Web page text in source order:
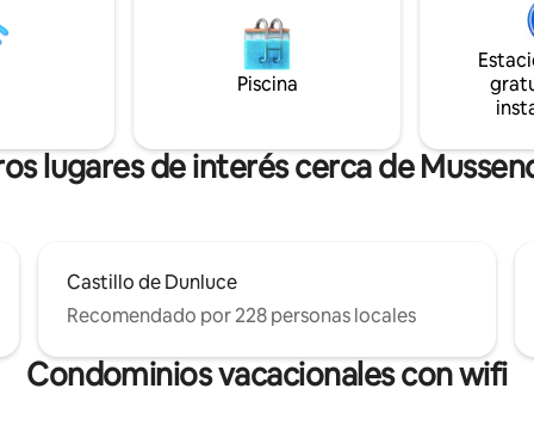
agradable. Hay un cargador
tamaño king y sofá cama
que tiene capacidad para 3-4
Cocina americana con
tostadora y hervidor de agua.
portátil disponible bajo
Piscina
lugares de interés cerca de
Castillo de Dunluce
Recomendado por 228 personas locales
Condominios vacacionales con wifi